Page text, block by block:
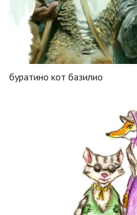
буратино кот базилио